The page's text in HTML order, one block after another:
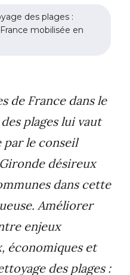
des plages :
mobilisée en
de France dans le
plages lui vaut
le conseil
désireux
dans cette
Améliorer
enjeux
économiques et
des plages :